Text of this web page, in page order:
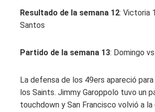
Resultado de la semana 12: Victoria
Santos
Partido de la semana 13: Domingo
La defensa de los 49ers apareció
los Saints. Jimmy Garoppolo tuvo un
touchdown y San Francisco volvió a la